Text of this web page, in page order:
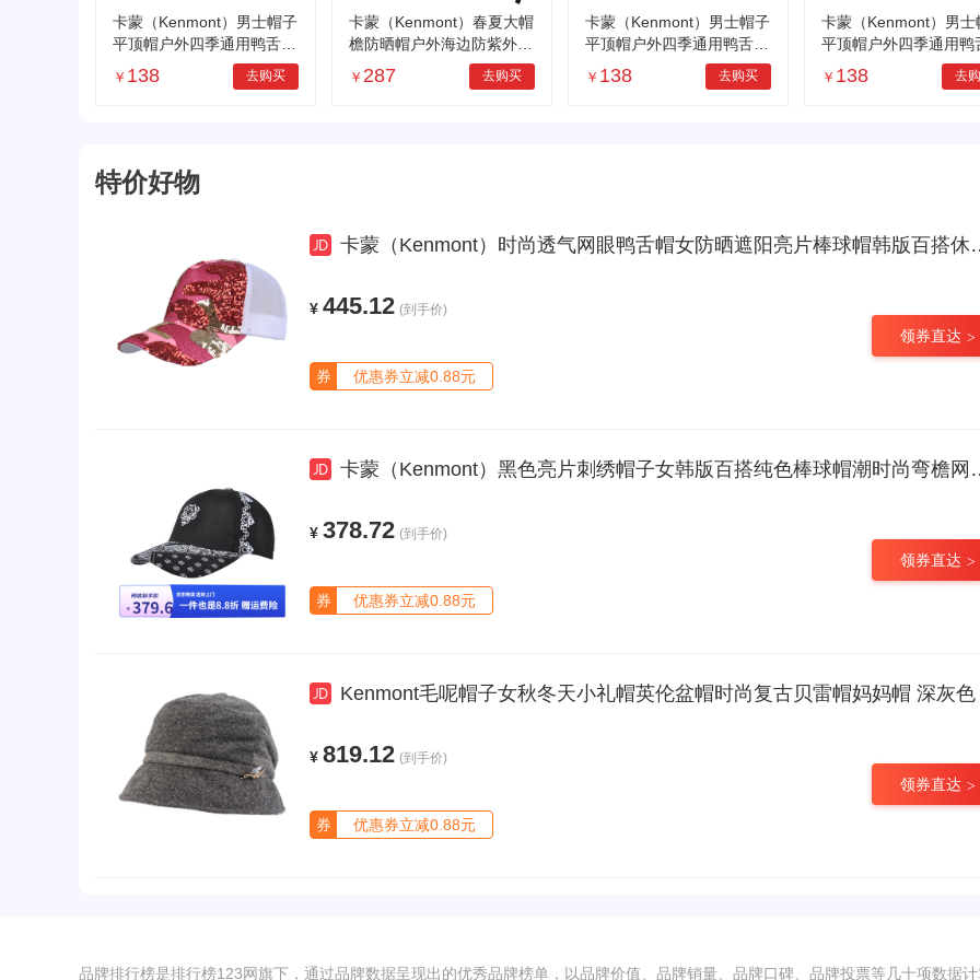
卡蒙（Kenmont）男士帽子
平顶帽户外四季通用鸭舌帽
英伦时尚休闲旅游帽km-25
28
￥ 138 去购买
卡蒙（Kenmont）春夏大帽
檐防晒帽户外海边防紫外线
女遮阳渔夫帽大头围可折叠
6239
￥ 287 去购买
卡蒙（Kenmont）男士帽子
平顶帽户外四季通用鸭舌帽
英伦时尚休闲旅游帽km-25
28
￥ 138 去购买
卡蒙（Kenmont）男士
平顶帽户外四季通用鸭
英伦时尚休闲旅游帽
28
￥ 138 去
特价好物
卡蒙（Kenmont）时尚透气网眼鸭舌帽女防晒遮阳亮片棒球帽韩版百搭休闲帽子 粉红色 M 可调节(57c)
¥ 445.12 (到手价)
券 优惠券立减0.88元
领券直达
卡蒙（Kenmont）黑色亮片刺绣帽子女韩版百搭纯色棒球帽潮时尚弯檐网红鸭舌帽 黑色（KM-2521-01） M 57c(可调节)
¥ 378.72 (到手价)
券 优惠券立减0.88元
领券直达
Kenmont毛呢帽子女秋冬天小礼帽英伦盆帽时尚复古贝雷帽妈妈帽 深灰色 可调节57.5cm）
¥ 819.12 (到手价)
券 优惠券立减0.88元
领券直达
品牌排行榜是排行榜123网旗下，通过品牌数据呈现出的优秀品牌榜单，以品牌价值、品牌销量、品牌口碑、品牌投票等几十项数据